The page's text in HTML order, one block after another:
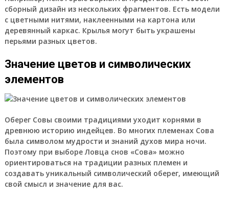
сборный дизайн из нескольких фрагментов. Есть модели
с цветными нитями, наклеенными на картона или
деревянный каркас. Крылья могут быть украшены
перьями разных цветов.
Значение цветов и символических
элементов
Оберег Совы своими традициями уходит корнями в
древнюю историю индейцев. Во многих племенах Сова
была символом мудрости и знаний духов мира ночи.
Поэтому при выборе Ловца снов «Сова» можно
ориентироваться на традиции разных племен и
создавать уникальный символический оберег, имеющий
свой смысл и значение для вас.